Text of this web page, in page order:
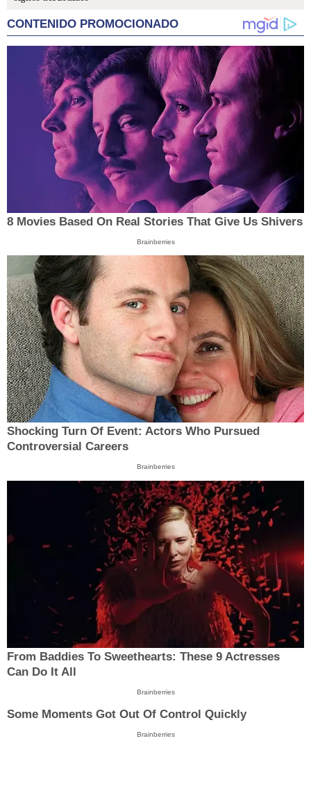
CONTENIDO PROMOCIONADO
8 Movies Based On Real Stories That Give Us Shivers
Brainberries
Shocking Turn Of Event: Actors Who Pursued
Controversial Careers
Brainberries
From Baddies To Sweethearts: These 9 Actresses
Can Do It All
Brainberries
Some Moments Got Out Of Control Quickly
Brainberries